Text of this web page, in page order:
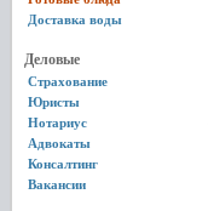
Доставка воды
Деловые
Страхование
Юристы
Нотариус
Адвокаты
Консалтинг
Вакансии